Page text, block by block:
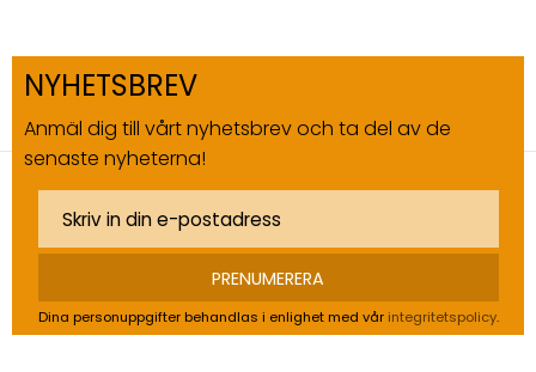
NYHETSBREV
Anmäl dig till vårt nyhetsbrev och ta del av de
senaste nyheterna!
PRENUMERERA
Dina personuppgifter behandlas i enlighet med vår integritetspolicy.